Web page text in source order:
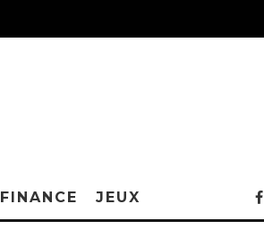
FINANCE JEUX